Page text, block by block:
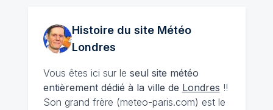
Histoire du site Météo
Londres
Vous êtes ici sur le seul site météo
entièrement dédié à la ville de Londres !!
Son grand frère (meteo-paris.com) est le